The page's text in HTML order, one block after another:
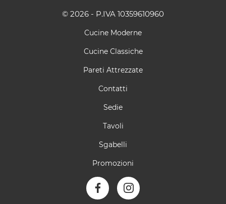
© 2026 - P.IVA 10359610960
Cucine Moderne
Cucine Classiche
Pareti Attrezzate
Contatti
Sedie
Tavoli
Sgabelli
Promozioni